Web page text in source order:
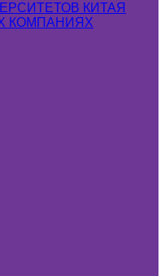
КИТАЯ
КОМПАНИЯХ